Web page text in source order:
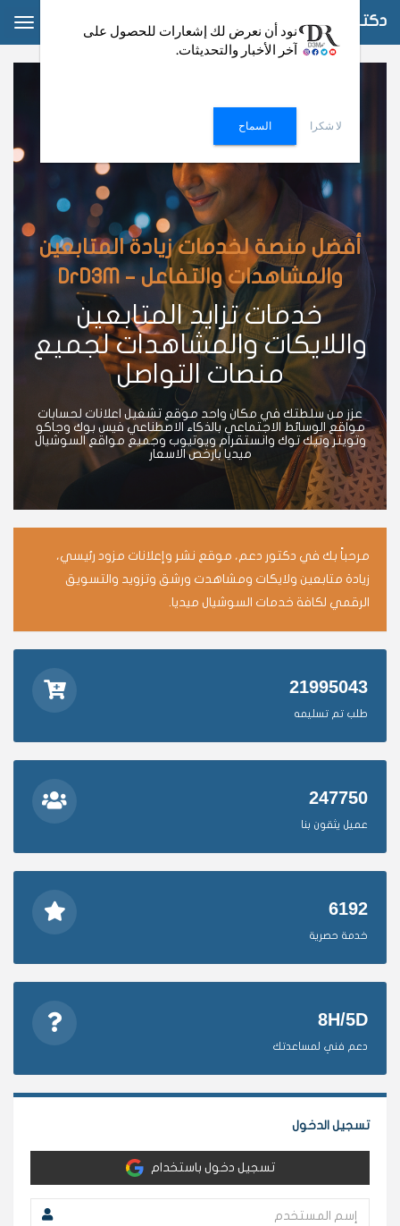
دكتور دعم
أفضل منصة لخدمات زيادة المتابعين
والمشاهدات والتفاعل – DrD3M
خدمات تزايد المتابعين
واللايكات والمشاهدات لجميع
منصات التواصل
عزز من سلطتك في مكان واحد موقع تشغيل اعلانات لحسابات
مواقع الوسائط الاجتماعي بالذكاء الاصطناعي فيس بوك وجاكو
وتويتر وتيك توك وانستقرام ويوتيوب وجميع مواقع السوشيال
ميديا بارخص الاسعار
مرحباً بك في دكتور دعم، موقع نشر وإعلانات مزود رئيسي،
زيادة متابعين ولايكات ومشاهدت ورشق وتزويد والتسويق
الرقمي لكافة خدمات السوشيال ميديا.
21995043
طلب تم تسليمه
247750
عميل يثقون بنا
6192
خدمة حصرية
8H/5D
دعم فني لمساعدتك
تسجيل الدخول
تسجيل دخول باستخدام
نود أن نعرض لك إشعارات للحصول على
آخر الأخبار والتحديثات.
لا شكرا السماح